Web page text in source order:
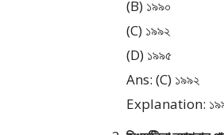
(B) ১৯৯০
(C) ১৯৯২
(D) ১৯৯৫
Ans: (C) ১৯৯২
Explanation: ১৯৯২